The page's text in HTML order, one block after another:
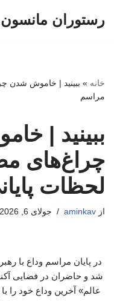
رستوران مانسون
خانه » ببینید | خاموش شدن
مراسم
ببینید |
چراغ‌های
لحظات
از aminkav جولای 6, 2026
در پایان مراسم وداع با
شد و حاضران در فضایی
عالم» آخرین وداع خود را